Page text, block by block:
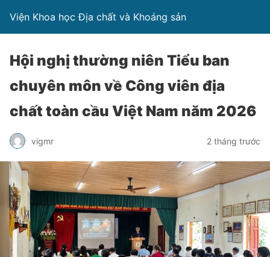
Viện Khoa học Địa chất và Khoáng sản
Hội nghị thường niên Tiểu ban
chuyên môn về Công viên địa
chất toàn cầu Việt Nam năm 2026
vigmr 2 tháng trước